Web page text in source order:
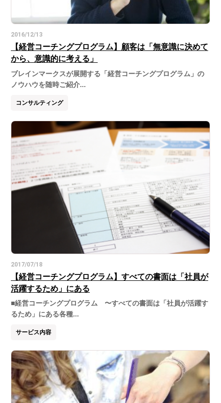
2016/12/13
【経営コーチングプログラム】顧客は「無意識に決めて
から、意識的に考える」
ブレインマークスが展開する「経営コーチングプログラム」の
ノウハウを随時ご紹介...
コンサルティング
2017/07/18
【経営コーチングプログラム】すべての書面は「社員が
活躍するため」にある
■経営コーチングプログラム 〜すべての書面は「社員が活躍す
るため」にある各種...
サービス内容